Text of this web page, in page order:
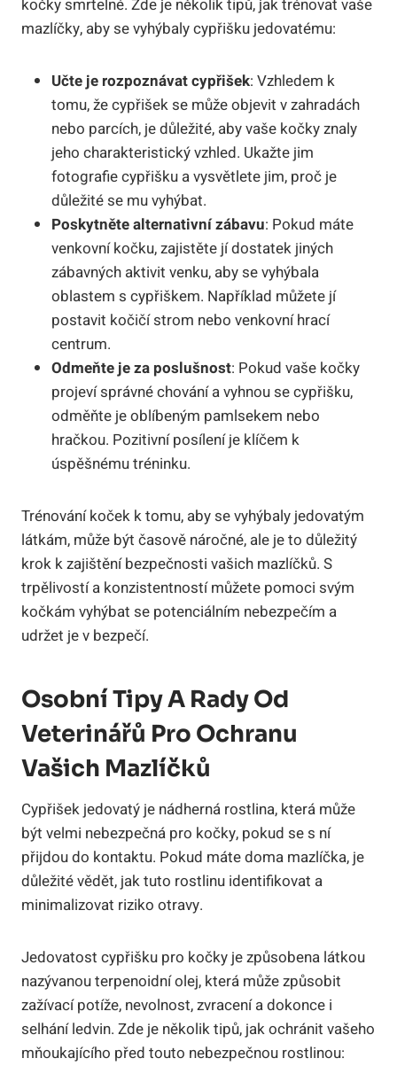
kočky smrtelné. Zde je několik tipů, jak trénovat vaše
mazlíčky, aby se vyhýbaly cypřišku jedovatému:
Učte je rozpoznávat cypřišek: Vzhledem k
tomu, že cypřišek se může objevit v zahradách
nebo parcích, je důležité, aby vaše kočky znaly
jeho charakteristický vzhled. Ukažte jim
fotografie cypřišku a vysvětlete jim, proč je
důležité se mu vyhýbat.
Poskytněte alternativní zábavu: Pokud máte
venkovní kočku, zajistěte jí dostatek jiných
zábavných aktivit venku, aby se vyhýbala
oblastem s cypřiškem. Například můžete jí
postavit kočičí strom nebo venkovní hrací
centrum.
Odmeňte je za poslušnost: Pokud vaše kočky
projeví správné chování a vyhnou se cypřišku,
odměňte je oblíbeným pamlsekem nebo
hračkou. Pozitivní posílení je klíčem k
úspěšnému tréninku.
Trénování koček k tomu, aby se vyhýbaly jedovatým
látkám, může být časově náročné, ale je to důležitý
krok k zajištění bezpečnosti vašich mazlíčků. S
trpělivostí a konzistentností můžete pomoci svým
kočkám vyhýbat se potenciálním nebezpečím a
udržet je v bezpečí.
Osobní Tipy A Rady Od
Veterinářů Pro Ochranu
Vašich Mazlíčků
Cypřišek jedovatý je nádherná rostlina, která může
být velmi nebezpečná pro kočky, pokud se s ní
přijdou do kontaktu. Pokud máte doma mazlíčka, je
důležité vědět, jak tuto rostlinu identifikovat a
minimalizovat riziko otravy.
Jedovatost cypřišku pro kočky je způsobena látkou
nazývanou terpenoidní olej, která může způsobit
zažívací potíže, nevolnost, zvracení a dokonce i
selhání ledvin. Zde je několik tipů, jak ochránit vašeho
mňoukajícího před touto nebezpečnou rostlinou: